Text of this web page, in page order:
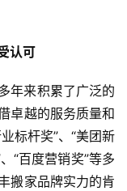
认可
年来积累了广泛的
卓越的服务质量和
标杆奖”、“美团新
“百度营销奖”等多
搬家品牌实力的肯